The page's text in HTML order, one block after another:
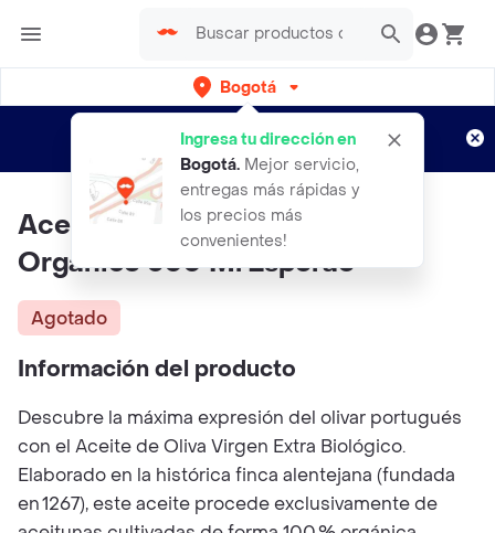
Bogotá
Ingresa tu dirección en
Bogotá. Mejor servicio,
entregas más rápidas y
los precios más
convenientes!
envíos gratis por semanas
Aplican TyC
Aceite De Oliva Extra Virgen
Organico 500 Ml Esporão
Agotado
Información del producto
Descubre la máxima expresión del olivar portugués
con el Aceite de Oliva Virgen Extra Biológico.
Elaborado en la histórica finca alentejana (fundada
en 1267), este aceite procede exclusivamente de